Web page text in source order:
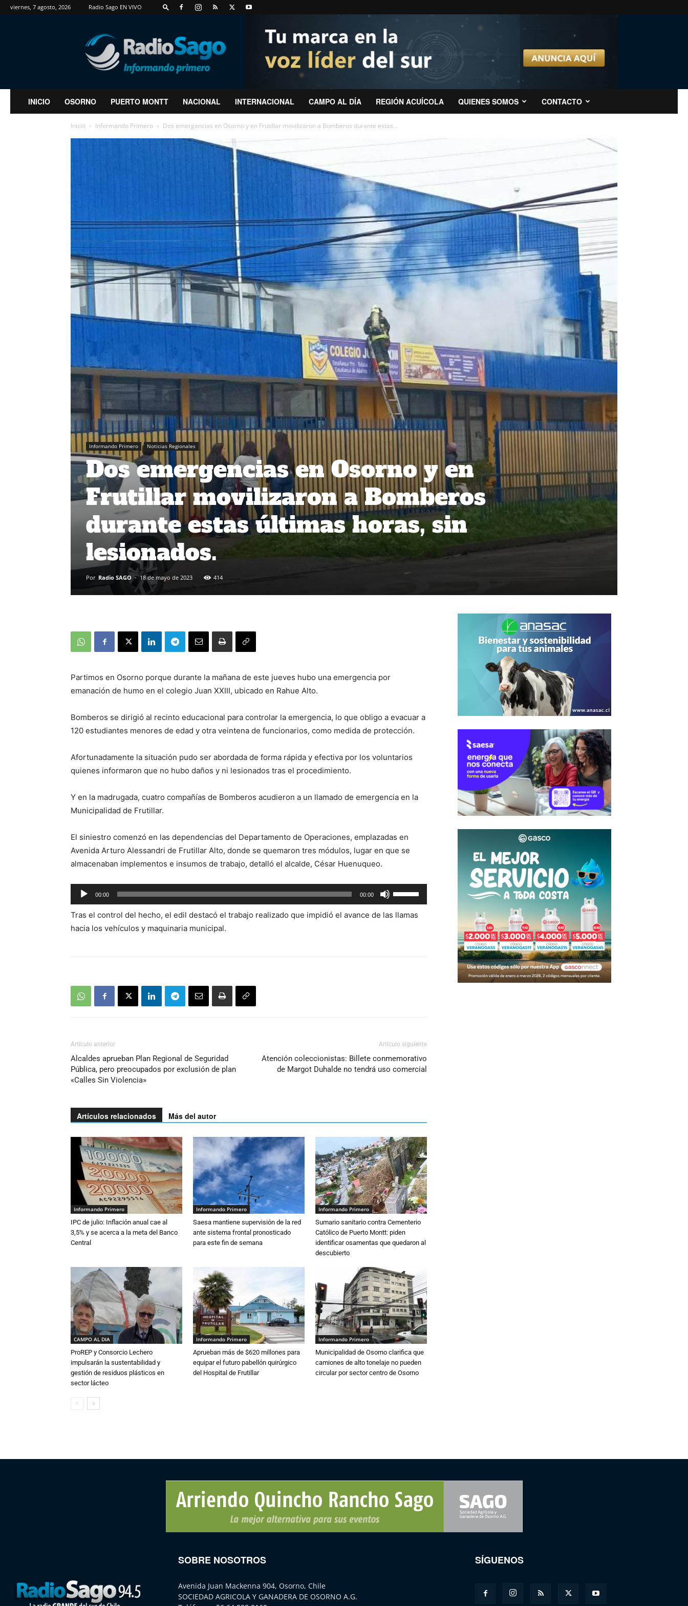
viernes, 7 agosto, 2026 Radio Sago EN VIVO
RadioSago
INICIO OSORNO PUERTO MONTT NACIONAL INTERNACIONAL CAMPO AL DÍA REGIÓN ACUÍCOLA QUIENES SOMOS CONTACTO
Inicio Informando Primero Dos emergencias en Osorno y en Frutillar movilizaron a Bomberos durante estas...
Informando Primero Noticias Regionales
Dos emergencias en Osorno y en
Frutillar movilizaron a Bomberos
durante estas últimas horas, sin
lesionados.
Por Radio SAGO - 18 de mayo de 2023 414
Partimos en Osorno porque durante la mañana de este jueves hubo una emergencia por
emanación de humo en el colegio Juan XXIII, ubicado en Rahue Alto.
Bomberos se dirigió al recinto educacional para controlar la emergencia, lo que obligo a evacuar a
120 estudiantes menores de edad y otra veintena de funcionarios, como medida de protección.
Afortunadamente la situación pudo ser abordada de forma rápida y efectiva por los voluntarios
quienes informaron que no hubo daños y ni lesionados tras el procedimiento.
Y en la madrugada, cuatro compañías de Bomberos acudieron a un llamado de emergencia en la
Municipalidad de Frutillar.
El siniestro comenzó en las dependencias del Departamento de Operaciones, emplazadas en
Avenida Arturo Alessandri de Frutillar Alto, donde se quemaron tres módulos, lugar en que se
almacenaban implementos e insumos de trabajo, detalló el alcalde, César Huenuqueo.
Reproductor
de
audio
00:00 00:00
las
teclas
Tras el control del hecho, el edil destacó el trabajo realizado que impidió el avance de las llamas
hacia los vehículos y maquinaria municipal.
Artículo anterior
Alcaldes aprueban Plan Regional de Seguridad
Pública, pero preocupados por exclusión de plan
«Calles Sin Violencia»
Artículo siguiente
Atención coleccionistas: Billete conmemorativo
de Margot Duhalde no tendrá uso comercial
Artículos relacionados Más del autor
Informando Primero
IPC de julio: Inflación anual cae al
3,5% y se acerca a la meta del Banco
Central
Informando Primero
Saesa mantiene supervisión de la red
ante sistema frontal pronosticado
para este fin de semana
Informando Primero
Sumario sanitario contra Cementerio
Católico de Puerto Montt: piden
identificar osamentas que quedaron al
descubierto
CAMPO AL DIA
ProREP y Consorcio Lechero
impulsarán la sustentabilidad y
gestión de residuos plásticos en
sector lácteo
Informando Primero
Aprueban más de $620 millones para
equipar el futuro pabellón quirúrgico
del Hospital de Frutillar
Informando Primero
Municipalidad de Osorno clarifica que
camiones de alto tonelaje no pueden
circular por sector centro de Osorno
SOBRE NOSOTROS
Avenida Juan Mackenna 904, Osorno, Chile
SOCIEDAD AGRICOLA Y GANADERA DE OSORNO A.G.
SÍGUENOS